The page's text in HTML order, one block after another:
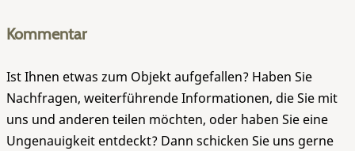
Kommentar
Ist Ihnen etwas zum Objekt aufgefallen? Haben Sie
Nachfragen, weiterführende Informationen, die Sie mit
uns und anderen teilen möchten, oder haben Sie eine
Ungenauigkeit entdeckt? Dann schicken Sie uns gerne